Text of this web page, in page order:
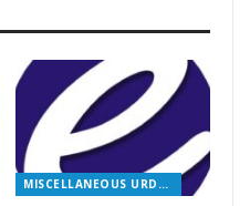
MISCELLANEOUS URDU BOOKS